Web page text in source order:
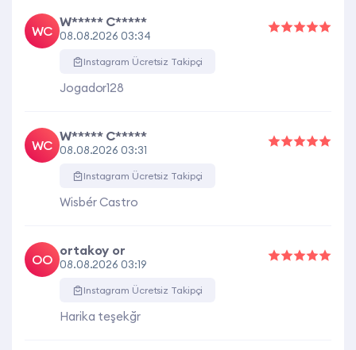
WC
W***** C*****
08.08.2026 03:34
Instagram Ücretsiz Takipçi
Jogador128
WC
W***** C*****
08.08.2026 03:31
Instagram Ücretsiz Takipçi
Wisbér Castro
OO
ortakoy or
08.08.2026 03:19
Instagram Ücretsiz Takipçi
Harika teşekğr